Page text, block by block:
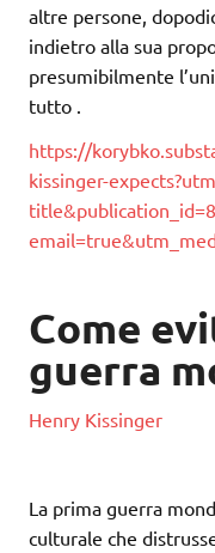
altre persone,
indietro alla sua
presumibilmente
tutto .
https://
kissinger-
Come
guerra
Henry Kissinger
La prima guerra
culturale che